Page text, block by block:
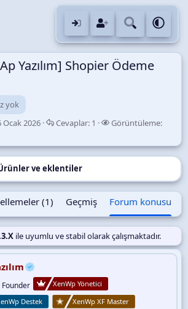
Yazılım] Shopier Ödeme
yok
Ocak 2026 Cevaplar: C
v
a
r
1 Görüntüleme:G
r
ü
l
m
ve eklentiler
(1) Geçmiş Forum konusu
ile uyumlu ve stabil olarak çalışmaktadır.
Founder
XenWp Yönetici
Destek
XenWp XF Master